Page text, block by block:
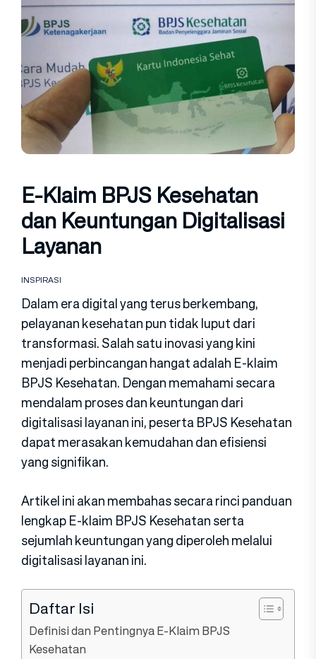
E-Klaim BPJS Kesehatan
dan Keuntungan Digitalisasi
Layanan
INSPIRASI
Dalam era digital yang terus berkembang,
pelayanan kesehatan pun tidak luput dari
transformasi. Salah satu inovasi yang kini
menjadi perbincangan hangat adalah E-klaim
BPJS Kesehatan. Dengan memahami secara
mendalam proses dan keuntungan dari
digitalisasi layanan ini, peserta BPJS Kesehatan
dapat merasakan kemudahan dan efisiensi
yang signifikan.
Artikel ini akan membahas secara rinci panduan
lengkap E-klaim BPJS Kesehatan serta
sejumlah keuntungan yang diperoleh melalui
digitalisasi layanan ini.
Daftar Isi
Definisi dan Pentingnya E-Klaim BPJS
Kesehatan